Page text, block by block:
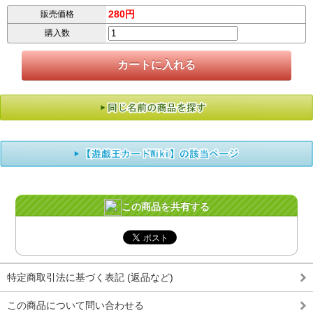
販売価格 280円
購入数
この商品を共有する
特定商取引法に基づく表記 (返品など)
この商品について問い合わせる